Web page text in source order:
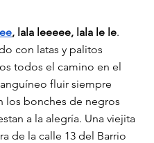
, lala leeeee, lala le le.
con latas y palitos
todos el camino en el
fluir siempre
los bonches de negros
a la alegría. Una viejita
de la calle 13 del Barrio